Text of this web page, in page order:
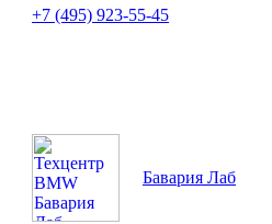
+7 (495) 923-55-45
Бавария Лаб